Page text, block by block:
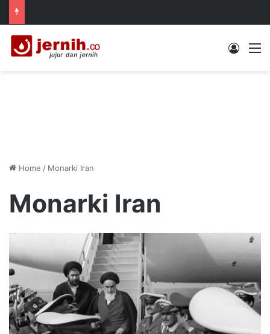
Log In
Home / Monarki Iran
Monarki Iran